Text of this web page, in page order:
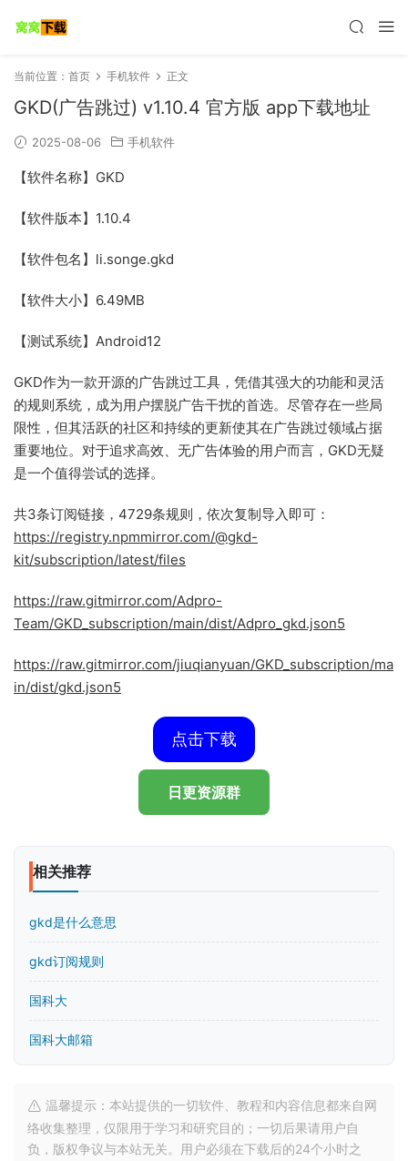
当前位置： 首页 手机软件 正文
GKD(广告跳过) v1.10.4 官方版 app下载地址
2025-08-06 手机软件
【软件名称】GKD
【软件版本】1.10.4
【软件包名】li.songe.gkd
【软件大小】6.49MB
【测试系统】Android12
GKD作为一款开源的广告跳过工具，凭借其强大的功能和灵活
的规则系统，成为用户摆脱广告干扰的首选。尽管存在一些局
限性，但其活跃的社区和持续的更新使其在广告跳过领域占据
重要地位。对于追求高效、无广告体验的用户而言，GKD无疑
是一个值得尝试的选择。
共3条订阅链接，4729条规则，依次复制导入即可：
https://registry.npmmirror.com/@gkd-
kit/subscription/latest/files
https://raw.gitmirror.com/Adpro-
Team/GKD_subscription/main/dist/Adpro_gkd.json5
https://raw.gitmirror.com/jiuqianyuan/GKD_subscription/ma
in/dist/gkd.json5
点击下载
日更资源群
相关推荐
gkd是什么意思
gkd订阅规则
国科大
国科大邮箱
温馨提示：本站提供的一切软件、教程和内容信息都来自网
络收集整理，仅限用于学习和研究目的；一切后果请用户自
负，版权争议与本站无关。用户必须在下载后的24个小时之